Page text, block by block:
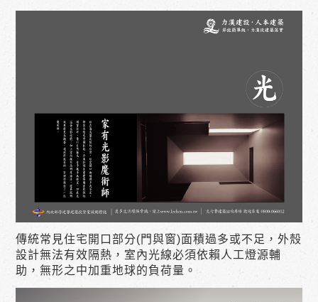
傳統常見住宅開口部分(門與窗)面積過多或不足，外殼
設計無法有效隔熱，室內光線必須依賴人工燈源輔
助，無形之中加重地球的負荷量。